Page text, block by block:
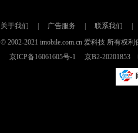
关于我们 广告服务 联系我们
© 2002-2021 imobile.com.cn 爱科技 所有权
京ICP备16061605号-1
京B2-20201853